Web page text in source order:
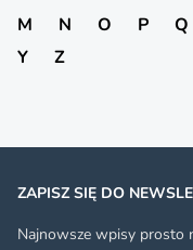
M
N O P Q
Y
Z
ZAPISZ SIĘ DO
Najnowsze wpisy prosto